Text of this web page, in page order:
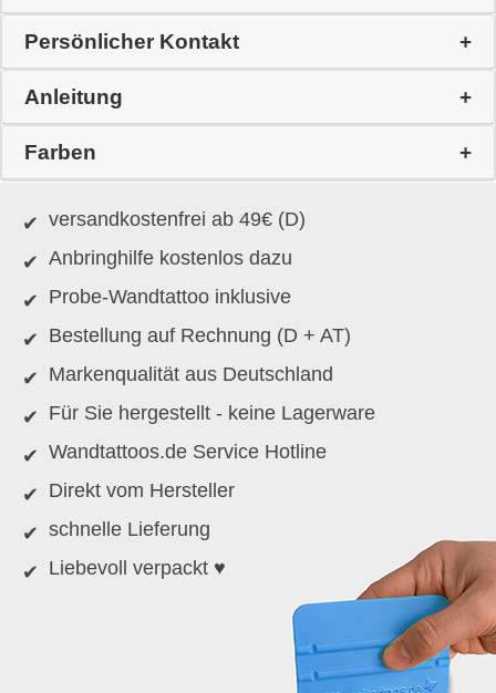
Persönlicher Kontakt
Anleitung
Farben
versandkostenfrei ab 49€ (D)
Anbringhilfe kostenlos dazu
Probe-Wandtattoo inklusive
Bestellung auf Rechnung (D + AT)
Markenqualität aus Deutschland
Für Sie hergestellt - keine Lagerware
Wandtattoos.de Service Hotline
Direkt vom Hersteller
schnelle Lieferung
Liebevoll verpackt ♥